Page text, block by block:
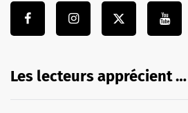
Les lecteurs apprécient …